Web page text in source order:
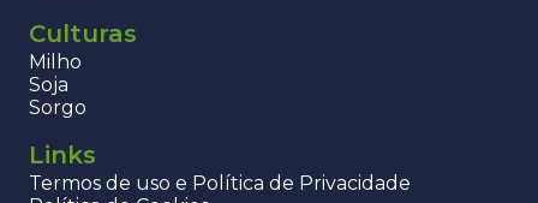
Culturas
Milho
Soja
Sorgo
Links
Termos de uso e Política de Privacidade